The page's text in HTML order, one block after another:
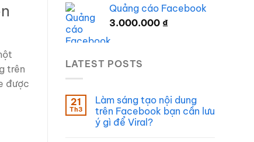
trên
được
Quảng cáo Facebook
3.000.000 ₫
LATEST POSTS
21
Th3
Làm sáng tạo nội dung
trên Facebook bạn cần lưu
ý gì để Viral?